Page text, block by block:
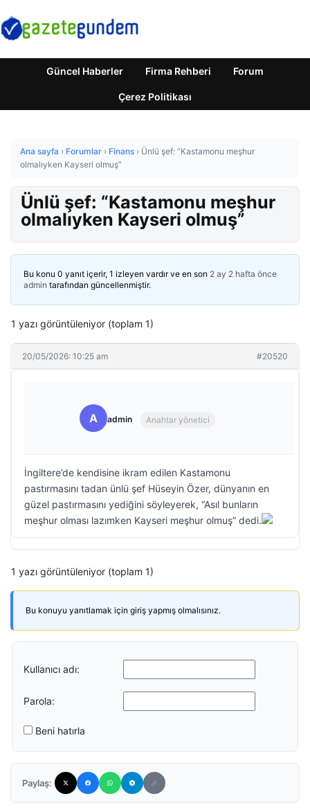
Güncel Haberler Firma Rehberi Forum
Çerez Politikası
Ana sayfa › Forumlar › Finans › Ünlü şef: “Kastamonu meşhur
olmalıyken Kayseri olmuş”
Ünlü şef: “Kastamonu meşhur
olmalıyken Kayseri olmuş”
Bu konu 0 yanıt içerir, 1 izleyen vardır ve en son 2 ay 2 hafta önce
admin tarafından güncellenmiştir.
1 yazı görüntüleniyor (toplam 1)
20/05/2026: 10:25 am #20520
A admin Anahtar yönetici
İngiltere’de kendisine ikram edilen Kastamonu
pastırmasını tadan ünlü şef Hüseyin Özer, dünyanın en
güzel pastırmasını yediğini söyleyerek, “Asıl bunların
meşhur olması lazımken Kayseri meşhur olmuş” dedi.
1 yazı görüntüleniyor (toplam 1)
Bu konuyu yanıtlamak için giriş yapmış olmalısınız.
Kullanıcı adı:
Parola:
Beni hatırla
Paylaş: